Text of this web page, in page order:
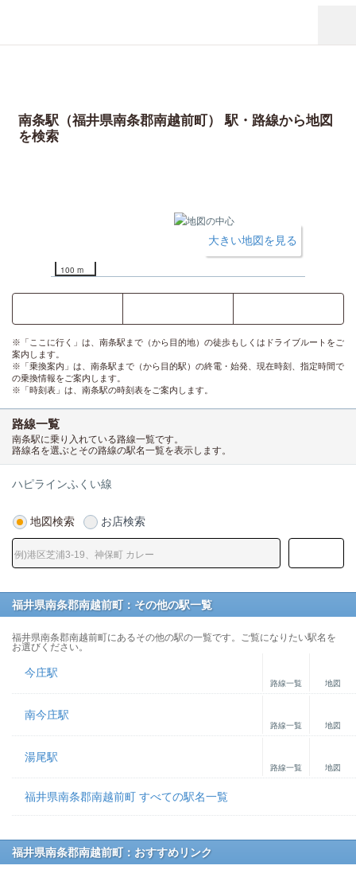
南条駅（福井県南条郡南越前町） 駅・路線から地図
を検索
100 m
大きい地図を見る
※「ここに行く」は、南条駅まで（から目的地）の徒歩もしくはドライブルートをご
案内します。
※「乗換案内」は、南条駅まで（から目的駅）の終電・始発、現在時刻、指定時間で
の乗換情報をご案内します。
※「時刻表」は、南条駅の時刻表をご案内します。
路線一覧
南条駅に乗り入れている路線一覧です。
路線名を選ぶとその路線の駅名一覧を表示します。
ハピラインふくい線
地図検索 お店検索
福井県南条郡南越前町：その他の駅一覧
福井県南条郡南越前町にあるその他の駅の一覧です。ご覧になりたい駅名を
お選びください。
今庄駅
路線一覧 地図
南今庄駅
路線一覧 地図
湯尾駅
路線一覧 地図
福井県南条郡南越前町 すべての駅名一覧
福井県南条郡南越前町：おすすめリンク